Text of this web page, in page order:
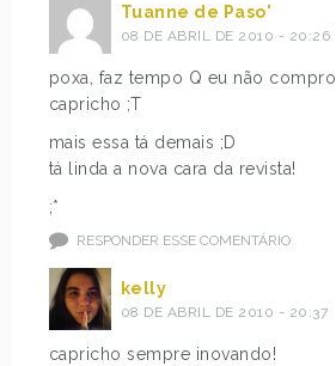
Tuanne de Paso'
08 DE ABRIL DE 2010 - 20:26
poxa, faz tempo Q eu não compro
capricho ;T
mais essa tá demais ;D
tá linda a nova cara da revista!
;*
RESPONDER ESSE COMENTÁRIO
kelly
08 DE ABRIL DE 2010 - 20:37
capricho sempre inovando!